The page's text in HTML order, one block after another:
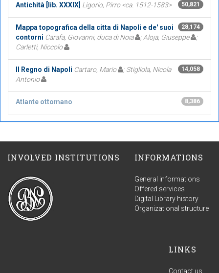
50,821
Antichità [lib. XXXIX] Ligorio, Pirro <ca. 1512-1583>
28,174
Mappa topografica della citta di Napoli e de' suoi
contorni Carafa, Giovanni, duca di Noia ; Aloja, Giuseppe
;
Carletti, Niccolo
14,058
Il Regno di Napoli Cartaro, Mario
; Stigliola, Nicola
Antonio
8,386
Atlante ottomano
INVOLVED INSTITUTIONS INFORMATIONS
General informations
Offered services
Digital Library history
Organizational structure
LINKS
Contact us